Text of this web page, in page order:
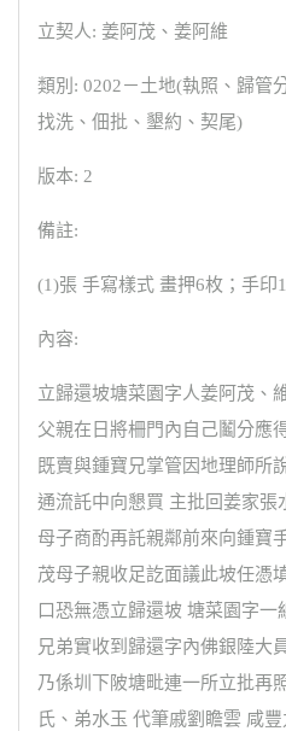
立契人: 姜阿茂、姜阿維
類別: 0202－土地(執照、歸管
找洗、佃批、墾約、契尾)
版本: 2
備註:
(1)張 手寫樣式 畫押6枚；手印
內容:
立歸還坡塘菜園字人姜阿茂、
父親在日將柵門內自己鬮分應
既賣與鍾寶兄掌管因地理師所
通流託中向懇買 主批回姜家張
母子商酌再託親鄰前來向鍾寶
茂母子親收足訖面議此坡任憑
口恐無憑立歸還坡 塘菜園字
兄弟實收到歸還字內佛銀陸大
乃係圳下陂塘毗連一所立批再
氏、弟水玉 代筆戚劉瞻雲 咸